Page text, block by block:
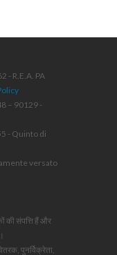
- R.E.A. PA
– 90129 -
- Quinto di
versato
की संपत्ति हैं और
पुनर्विक्रेता,